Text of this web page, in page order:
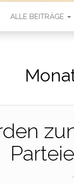
ALLE BEITRÄGE